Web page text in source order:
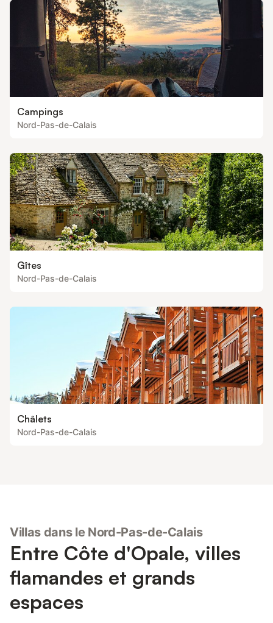
Campings
Nord-Pas-de-Calais
Gîtes
Nord-Pas-de-Calais
Châlets
Nord-Pas-de-Calais
Villas dans le Nord-Pas-de-Calais
Entre Côte d'Opale, villes
flamandes et grands
espaces